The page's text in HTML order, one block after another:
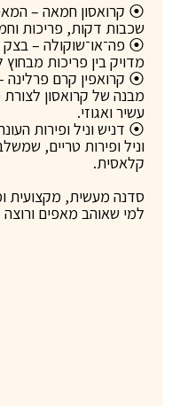
⦿ קרואסון חמאה –
שכבות דקות, פריכות
⦿ פה־או־שוקולה – בצק
מדויק בין פריכות
⦿ קרואפין קרם פרלינה
מבנה של קרואסון לצורת
עשיר ואגוזי.
⦿ דניש וניל ופירות
וניל ופירות טריים,
קלאסית.
סדנה מעשית, מקצועית
למי שאוהב מאפים ורוצה